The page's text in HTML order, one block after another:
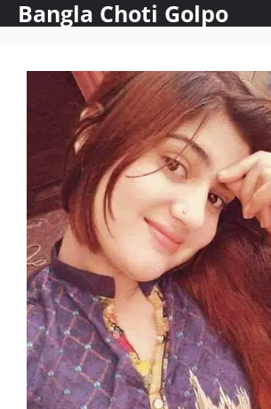
Skip
to
Bangla Choti Golpo